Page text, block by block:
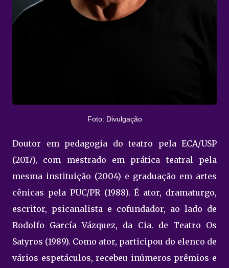
Foto: Divulgação
Doutor em pedagogia do teatro pela ECA/USP
(2017), com mestrado em prática teatral pela
mesma instituição (2004) e graduação em artes
cênicas pela PUC/PR (1988). É ator, dramaturgo,
escritor, psicanalista e cofundador, ao lado de
Rodolfo García Vázquez, da Cia. de Teatro Os
Satyros (1989). Como ator, participou do elenco de
vários espetáculos, recebeu inúmeros prêmios e